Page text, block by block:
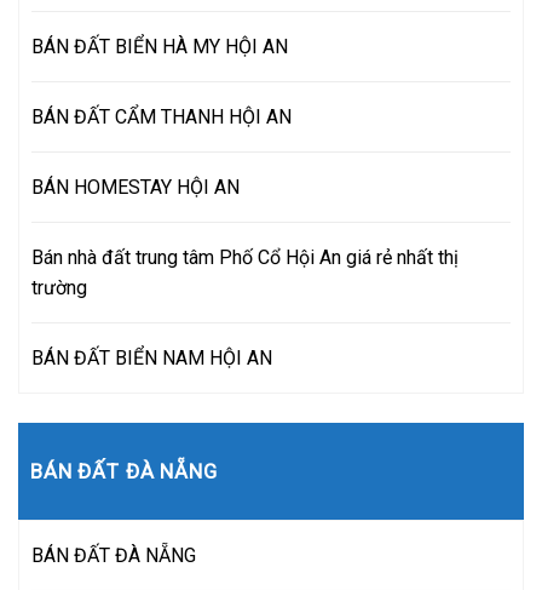
BÁN ĐẤT BIỂN HÀ MY HỘI AN
BÁN ĐẤT CẨM THANH HỘI AN
BÁN HOMESTAY HỘI AN
Bán nhà đất trung tâm Phố Cổ Hội An giá rẻ nhất thị
trường
BÁN ĐẤT BIỂN NAM HỘI AN
BÁN ĐẤT ĐÀ NẴNG
BÁN ĐẤT ĐÀ NẴNG